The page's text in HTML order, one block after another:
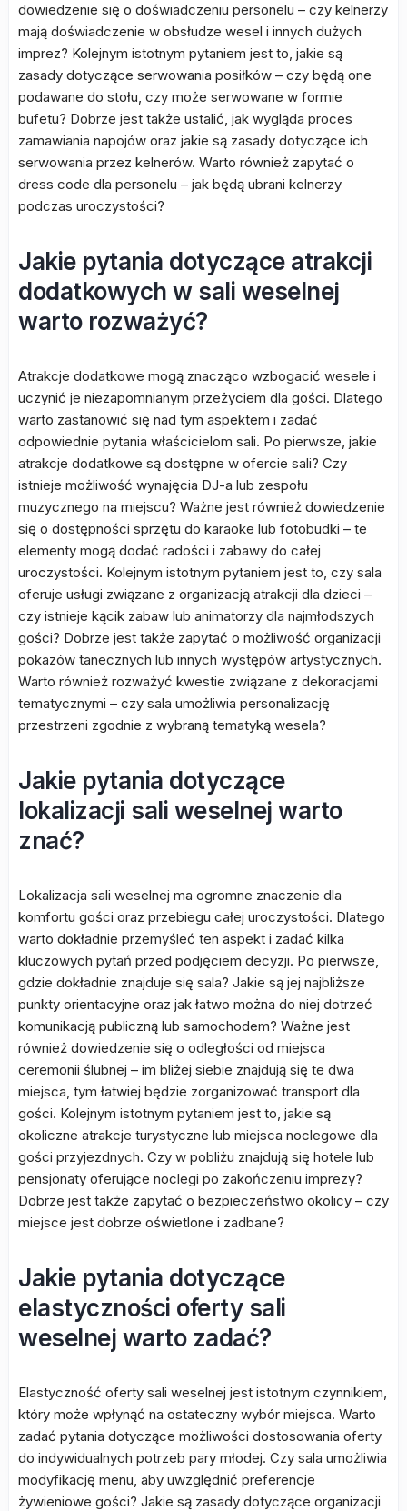
dowiedzenie się o doświadczeniu personelu – czy kelnerzy
mają doświadczenie w obsłudze wesel i innych dużych
imprez? Kolejnym istotnym pytaniem jest to, jakie są
zasady dotyczące serwowania posiłków – czy będą one
podawane do stołu, czy może serwowane w formie
bufetu? Dobrze jest także ustalić, jak wygląda proces
zamawiania napojów oraz jakie są zasady dotyczące ich
serwowania przez kelnerów. Warto również zapytać o
dress code dla personelu – jak będą ubrani kelnerzy
podczas uroczystości?
Jakie pytania dotyczące atrakcji
dodatkowych w sali weselnej
warto rozważyć?
Atrakcje dodatkowe mogą znacząco wzbogacić wesele i
uczynić je niezapomnianym przeżyciem dla gości. Dlatego
warto zastanowić się nad tym aspektem i zadać
odpowiednie pytania właścicielom sali. Po pierwsze, jakie
atrakcje dodatkowe są dostępne w ofercie sali? Czy
istnieje możliwość wynajęcia DJ-a lub zespołu
muzycznego na miejscu? Ważne jest również dowiedzenie
się o dostępności sprzętu do karaoke lub fotobudki – te
elementy mogą dodać radości i zabawy do całej
uroczystości. Kolejnym istotnym pytaniem jest to, czy sala
oferuje usługi związane z organizacją atrakcji dla dzieci –
czy istnieje kącik zabaw lub animatorzy dla najmłodszych
gości? Dobrze jest także zapytać o możliwość organizacji
pokazów tanecznych lub innych występów artystycznych.
Warto również rozważyć kwestie związane z dekoracjami
tematycznymi – czy sala umożliwia personalizację
przestrzeni zgodnie z wybraną tematyką wesela?
Jakie pytania dotyczące
lokalizacji sali weselnej warto
znać?
Lokalizacja sali weselnej ma ogromne znaczenie dla
komfortu gości oraz przebiegu całej uroczystości. Dlatego
warto dokładnie przemyśleć ten aspekt i zadać kilka
kluczowych pytań przed podjęciem decyzji. Po pierwsze,
gdzie dokładnie znajduje się sala? Jakie są jej najbliższe
punkty orientacyjne oraz jak łatwo można do niej dotrzeć
komunikacją publiczną lub samochodem? Ważne jest
również dowiedzenie się o odległości od miejsca
ceremonii ślubnej – im bliżej siebie znajdują się te dwa
miejsca, tym łatwiej będzie zorganizować transport dla
gości. Kolejnym istotnym pytaniem jest to, jakie są
okoliczne atrakcje turystyczne lub miejsca noclegowe dla
gości przyjezdnych. Czy w pobliżu znajdują się hotele lub
pensjonaty oferujące noclegi po zakończeniu imprezy?
Dobrze jest także zapytać o bezpieczeństwo okolicy – czy
miejsce jest dobrze oświetlone i zadbane?
Jakie pytania dotyczące
elastyczności oferty sali
weselnej warto zadać?
Elastyczność oferty sali weselnej jest istotnym czynnikiem,
który może wpłynąć na ostateczny wybór miejsca. Warto
zadać pytania dotyczące możliwości dostosowania oferty
do indywidualnych potrzeb pary młodej. Czy sala umożliwia
modyfikację menu, aby uwzględnić preferencje
żywieniowe gości? Jakie są zasady dotyczące organizacji